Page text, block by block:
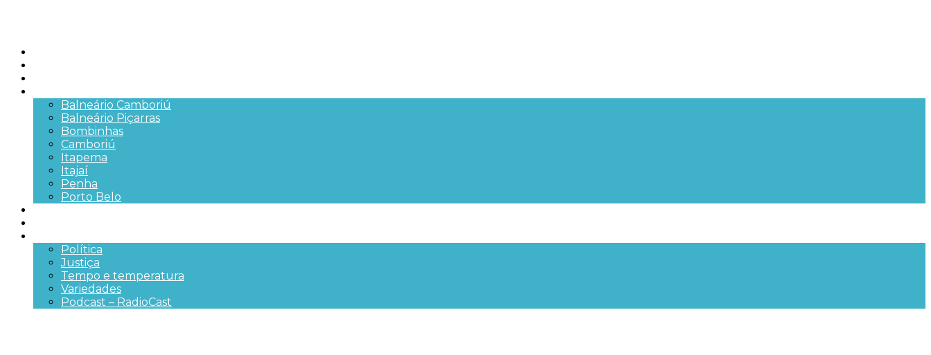
Balneário Camboriú
Balneário Piçarras
Bombinhas
Camboriú
Itapema
Itajaí
Penha
Porto Belo
Política
Justiça
Tempo e temperatura
Variedades
Podcast – RadioCast